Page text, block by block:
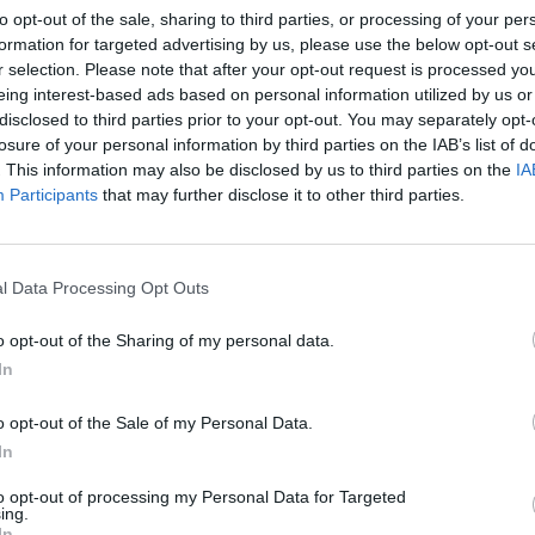
opt-out of the sale, sharing to third parties, or processing of your
for targeted advertising by us, please use the below opt-out
selection. Please note that after your opt-out request is processed
interest-based ads based on personal information utilized by us
to third parties prior to your opt-out. You may separately
of your personal information by third parties on the IAB’s list of
This information may also be disclosed by us to third parties on the
Participants that may further disclose it to other third parties.
Data Processing Opt Outs
opt-out of the Sharing of my personal data.
opt-out of the Sale of my Personal Data.
opt-out of processing my Personal Data for Targeted
aiuto, lontano dalla riva, rischiando
Solo chi è cresciuto in questi luoghi,
tanti altri, conosce il fascino e
delle fortissime #correnti dello
Un #pallone tirato a #largo, oltre
proteggono la costa, stava costando la
che si sono tuffati per recuperarlo.
appena hanno #alzato le mani, circa 50
spiaggia e che gli avrebbe permesso di
a rientrare a riva. Li ho raggiunti con
che ho utilizzato come “#salvagente”,
siamo avvicinati, piano piano, agli scogli è
da solo, il secondo #non è
a #nuotare e l’ho accompagnato fino
molti hanno #tifato per questi 2 ragazzi,